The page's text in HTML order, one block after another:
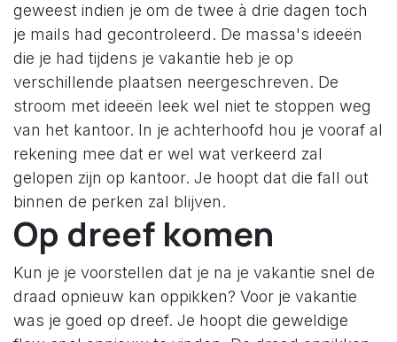
geweest indien je om de twee à drie dagen toch
je mails had gecontroleerd. De massa's ideeën
die je had tijdens je vakantie heb je op
verschillende plaatsen neergeschreven. De
stroom met ideeën leek wel niet te stoppen weg
van het kantoor. In je achterhoofd hou je vooraf al
rekening mee dat er wel wat verkeerd zal
gelopen zijn op kantoor. Je hoopt dat die fall out
binnen de perken zal blijven.
Op dreef komen
Kun je je voorstellen dat je na je vakantie snel de
draad opnieuw kan oppikken? Voor je vakantie
was je goed op dreef. Je hoopt die geweldige